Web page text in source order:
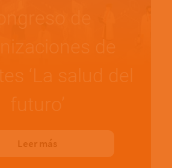
de
de
‘La salud del
futuro’
Leer más